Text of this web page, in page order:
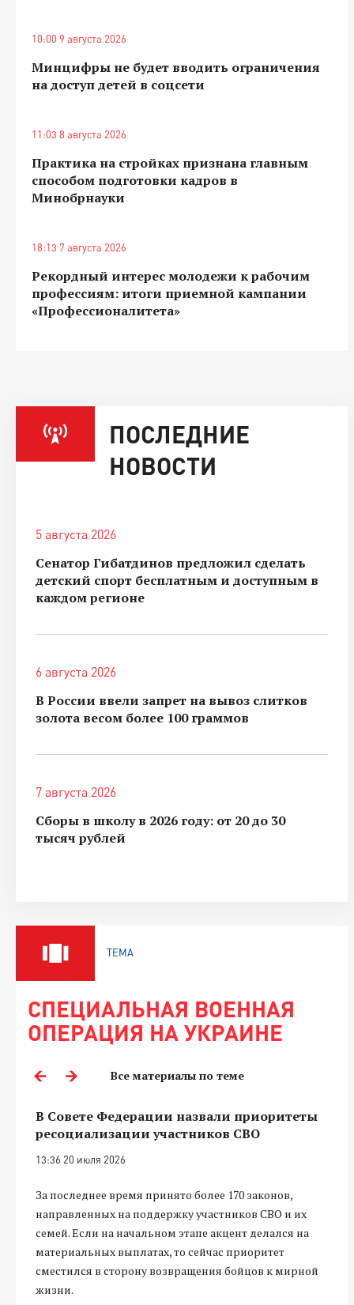
10:00 9 августа 2026
Минцифры не будет вводить ограничения
на доступ детей в соцсети
11:03 8 августа 2026
Практика на стройках признана главным
способом подготовки кадров в
Минобрнауки
18:13 7 августа 2026
Рекордный интерес молодежи к рабочим
профессиям: итоги приемной кампании
«Профессионалитета»
ПОСЛЕДНИЕ
НОВОСТИ
5 августа 2026
Сенатор Гибатдинов предложил сделать
детский спорт бесплатным и доступным в
каждом регионе
6 августа 2026
В России ввели запрет на вывоз слитков
золота весом более 100 граммов
7 августа 2026
Сборы в школу в 2026 году: от 20 до 30
тысяч рублей
ТЕМА
СПЕЦИАЛЬНАЯ ВОЕННАЯ
ОПЕРАЦИЯ НА УКРАИНЕ
Все материалы по теме
В Совете Федерации назвали приоритеты
ресоциализации участников СВО
13:36 20 июля 2026
За последнее время принято более 170 законов,
направленных на поддержку участников СВО и их
семей. Если на начальном этапе акцент делался на
материальных выплатах, то сейчас приоритет
сместился в сторону возвращения бойцов к мирной
жизни.